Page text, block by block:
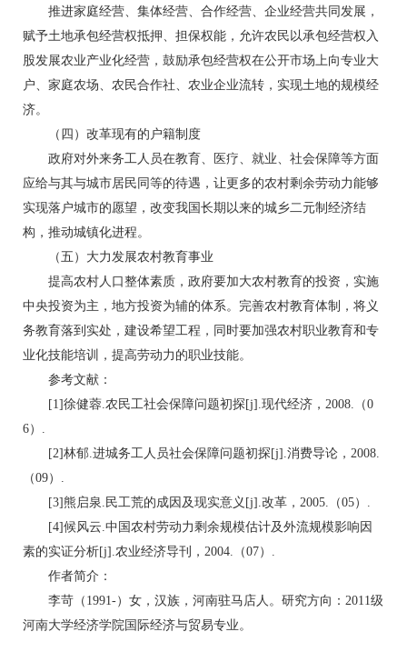
推进家庭经营、集体经营、合作经营、企业经营共同发展，
赋予土地承包经营权抵押、担保权能，允许农民以承包经营权入
股发展农业产业化经营，鼓励承包经营权在公开市场上向专业大
户、家庭农场、农民合作社、农业企业流转，实现土地的规模经
济。
（四）改革现有的户籍制度
政府对外来务工人员在教育、医疗、就业、社会保障等方面
应给与其与城市居民同等的待遇，让更多的农村剩余劳动力能够
实现落户城市的愿望，改变我国长期以来的城乡二元制经济结
构，推动城镇化进程。
（五）大力发展农村教育事业
提高农村人口整体素质，政府要加大农村教育的投资，实施
中央投资为主，地方投资为辅的体系。完善农村教育体制，将义
务教育落到实处，建设希望工程，同时要加强农村职业教育和专
业化技能培训，提高劳动力的职业技能。
参考文献：
[1]徐健蓉.农民工社会保障问题初探[j].现代经济，2008.（0
6）.
[2]林郁.进城务工人员社会保障问题初探[j].消费导论，2008.
（09）.
[3]熊启泉.民工荒的成因及现实意义[j].改革，2005.（05）.
[4]候风云.中国农村劳动力剩余规模估计及外流规模影响因
素的实证分析[j].农业经济导刊，2004.（07）.
作者简介：
李苛（1991-）女，汉族，河南驻马店人。研究方向：2011级
河南大学经济学院国际经济与贸易专业。